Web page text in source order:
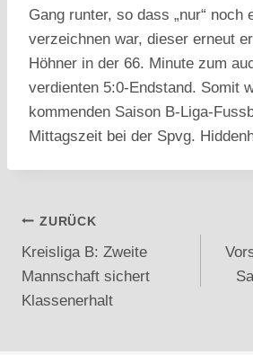
Gang runter, so dass „nur“ noch
verzeichnen war, dieser erneut
Höhner in der 66. Minute zum
verdienten 5:0-Endstand. Somit
kommenden Saison B-Liga-
Mittagszeit bei der Spvg.
Beitragsnavigation
ZURÜCK
Kreisliga B: Zweite
Mannschaft sichert
Klassenerhalt